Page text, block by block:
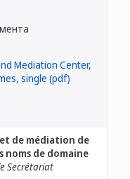
de médiation de
noms de domaine
Secrétariat